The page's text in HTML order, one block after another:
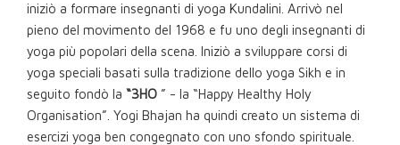
iniziò a formare insegnanti di yoga Kundalini. Arrivò nel
pieno del movimento del 1968 e fu uno degli insegnanti di
yoga più popolari della scena. Iniziò a sviluppare corsi di
yoga speciali basati sulla tradizione dello yoga Sikh e in
seguito fondò la “3HO ” - la “Happy Healthy Holy
Organisation”. Yogi Bhajan ha quindi creato un sistema di
esercizi yoga ben congegnato con uno sfondo spirituale.